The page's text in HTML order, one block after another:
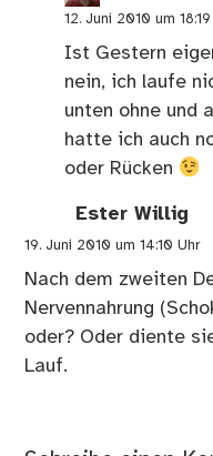
12. Juni 2010 um 18:19
Ist Gestern
nein, ich laufe
unten ohne und
hatte ich auch
oder Rücken
Ester Willig
19. Juni 2010 um 14:10 Uhr
Nach dem zweiten
Nervennahrung
oder? Oder diente
Lauf.